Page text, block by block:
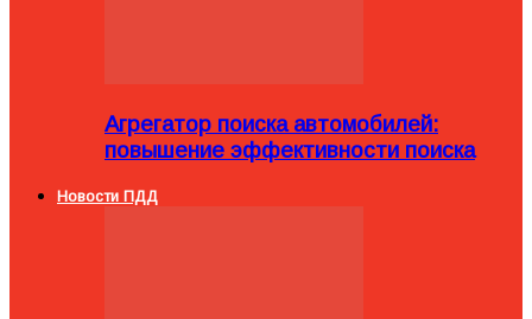
Агрегатор поиска автомобилей:
повышение эффективности поиска
Новости ПДД